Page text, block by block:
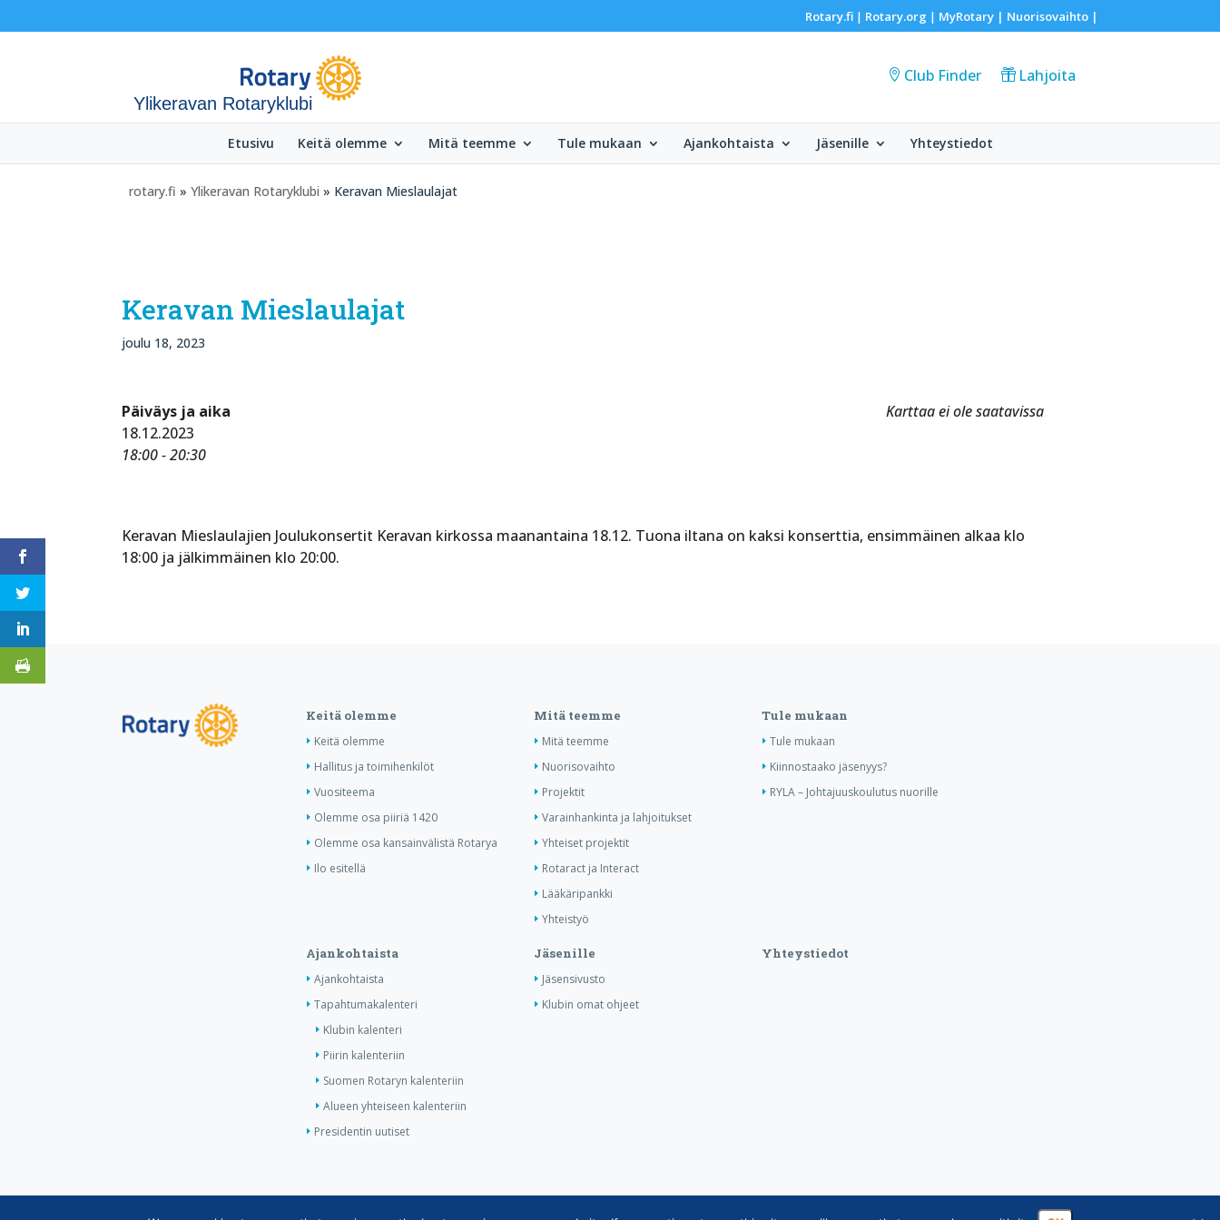
Rotary.fi| Rotary.org | MyRotary | Nuorisovaihto|
Ylikeravan Rotaryklubi
Club Finder Lahjoita
Etusivu Keitä olemme Mitä teemme Tule mukaan Ajankohtaista Jäsenille Yhteystiedot
rotary.fi » Ylikeravan Rotaryklubi » Keravan Mieslaulajat
Keravan Mieslaulajat
joulu 18, 2023
Karttaa ei ole saatavissa
Päiväys ja aika
18.12.2023
18:00 - 20:30
Keravan Mieslaulajien Joulukonsertit Keravan kirkossa maanantaina 18.12. Tuona iltana on kaksi konserttia, ensimmäinen alkaa klo
18:00 ja jälkimmäinen klo 20:00.
Keitä olemme
Keitä olemme
Hallitus ja toimihenkilöt
Vuositeema
Olemme osa piiriä 1420
Olemme osa kansainvälistä Rotarya
Ilo esitellä
Mitä teemme
Mitä teemme
Nuorisovaihto
Projektit
Varainhankinta ja lahjoitukset
Yhteiset projektit
Rotaract ja Interact
Lääkäripankki
Yhteistyö
Tule mukaan
Tule mukaan
Kiinnostaako jäsenyys?
RYLA – Johtajuuskoulutus nuorille
Ajankohtaista
Ajankohtaista
Tapahtumakalenteri
Klubin kalenteri
Piirin kalenteriin
Suomen Rotaryn kalenteriin
Alueen yhteiseen kalenteriin
Presidentin uutiset
Jäsenille
Jäsensivusto
Klubin omat ohjeet
Yhteystiedot